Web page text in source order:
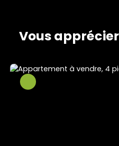
Vous